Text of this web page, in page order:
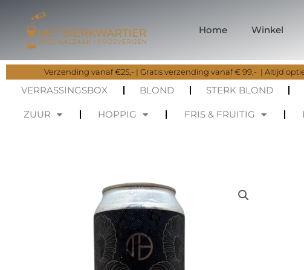
inhoud
Home Winkel
Verzending vanaf €25,- | Gratis verzending vanaf € 99,- | Altijd
VERRASSINGSBOX BLOND STERK BLOND
ZUUR HOPPIG FRIS & FRUITIG